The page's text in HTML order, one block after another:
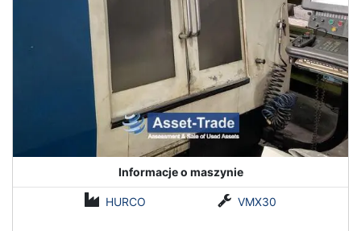
Informacje o maszynie
HURCO VMX30